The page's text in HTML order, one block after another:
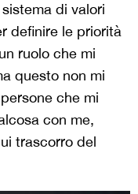
di valori
definire le priorità
ruolo che mi
questo non mi
che mi
con me,
trascorro del